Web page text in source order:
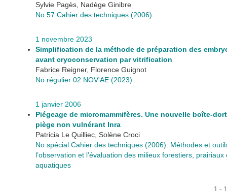
Sylvie Pagès, Nadège Ginibre
No 57 Cahier des techniques (2006)
1 novembre 2023
Simplification de la méthode de préparation des
avant cryoconservation par vitrification
Fabrice Reigner, Florence Guignot
No régulier 02 NOV'AE (2023)
1 janvier 2006
Piégeage de micromammifères. Une nouvelle boîte-
piège non vulnérant Inra
Patricia Le Quilliec, Solène Croci
No spécial Cahier des techniques (2006): Méthodes et
l’observation et l’évaluation des milieux forestiers, prairiaux
aquatiques
1 -